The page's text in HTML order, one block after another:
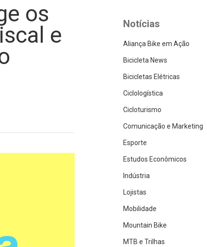
os
e
Notícias
Aliança Bike em Ação
Bicicleta News
Bicicletas Elétricas
Ciclologística
Cicloturismo
Comunicação e Marketing
Esporte
Estudos Econômicos
Indústria
Lojistas
Mobilidade
Mountain Bike
MTB e Trilhas